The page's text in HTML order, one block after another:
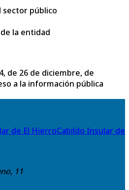
sector público
la entidad
de 26 de diciembre, de
a la información pública
Cabildo Insular de
11